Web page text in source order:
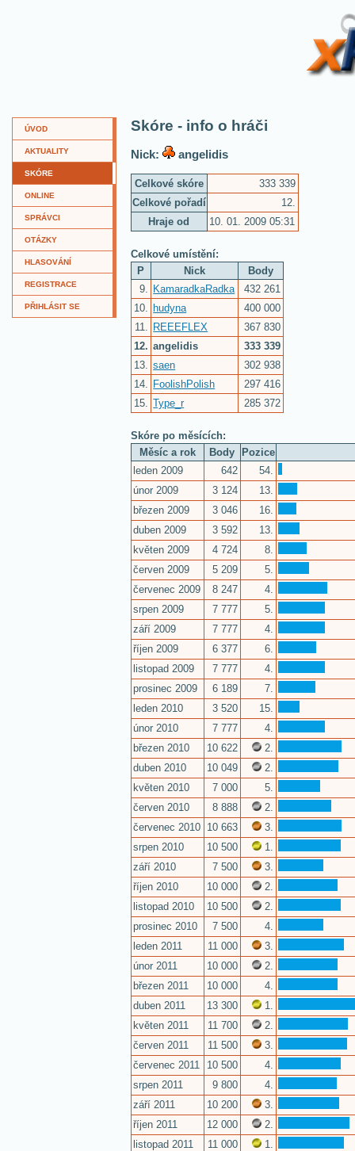
ÚVOD
AKTUALITY
SKÓRE
ONLINE
SPRÁVCI
OTÁZKY
HLASOVÁNÍ
REGISTRACE
PŘIHLÁSIT SE
Skóre - info o hráči
Nick: angelidis
Celkové skóre
333 339
Celkové pořadí
12.
Hraje od
10. 01. 2009 05:31
Celkové umístění:
P
Nick
Body
9.
KamaradkaRadka
432 261
10.
hudyna
400 000
11.
REEEFLEX
367 830
12. angelidis
333 339
13.
saen
302 938
14.
FoolishPolish
297 416
15.
Type_r 285 372
Skóre po měsících:
Měsíc a rok
Body
Pozice
leden 2009
642
54.
únor 2009
3 124
13.
březen 2009
3 046
16.
duben 2009
3 592
13.
květen 2009
4 724
8.
červen 2009
5 209
5.
červenec 2009
8 247
4.
srpen 2009
7 777
5.
září 2009
7 777
4.
říjen 2009
6 377
6.
listopad 2009
7 777
4.
prosinec 2009
6 189
7.
leden 2010
3 520
15.
únor 2010
7 777
4.
březen 2010
10 622
2.
duben 2010
10 049
2.
květen 2010
7 000
5.
červen 2010
8 888
2.
červenec 2010 10 663
3.
srpen 2010
10 500
1.
září 2010
7 500
3.
říjen 2010
10 000
2.
listopad 2010
10 500
2.
prosinec 2010
7 500
4.
leden 2011
11 000
3.
únor 2011
10 000
2.
březen 2011
10 000
4.
duben 2011
13 300
1.
květen 2011
11 700
2.
červen 2011
11 500
3.
červenec 2011
10 500
4.
srpen 2011
9 800
4.
září 2011
10 200
3.
říjen 2011
12 000
2.
listopad 2011
11 000
1.